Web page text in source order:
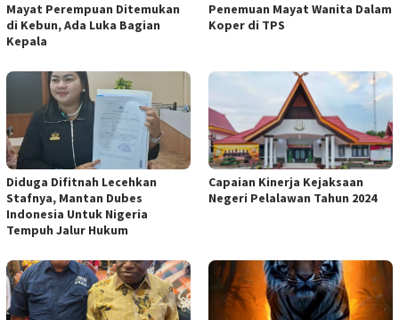
Mayat Perempuan Ditemukan
di Kebun, Ada Luka Bagian
Kepala
Penemuan Mayat Wanita Dalam
Koper di TPS
Diduga Difitnah Lecehkan
Stafnya, Mantan Dubes
Indonesia Untuk Nigeria
Tempuh Jalur Hukum
Capaian Kinerja Kejaksaan
Negeri Pelalawan Tahun 2024